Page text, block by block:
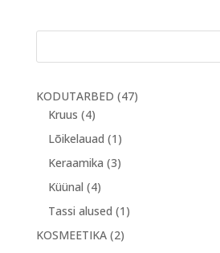
KODUTARBED 4747
Kruus 44
toodet
Lõikelauad 1 1
toode
Keraamika 33
Küünal 44
toodet
Tassi alused 1 1
KOSMEETIKA 22